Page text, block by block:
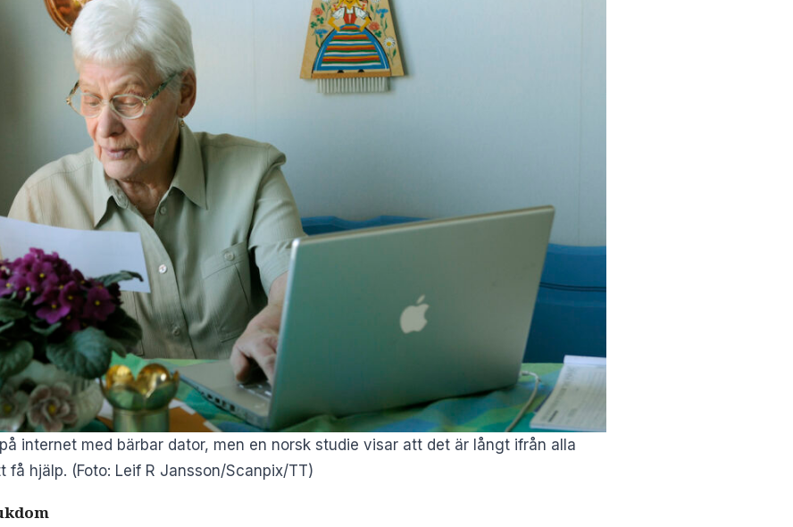
internet med bärbar dator, men en norsk studie visar att det är långt ifrån alla
hjälp. (Foto: Leif R Jansson/Scanpix/TT)